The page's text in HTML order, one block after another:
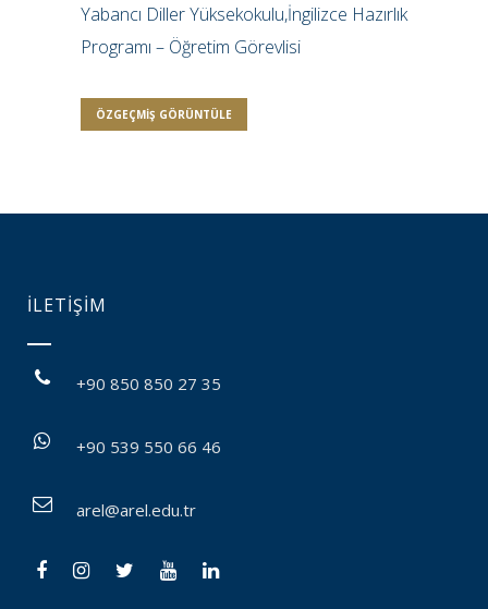
Yabancı Diller Yüksekokulu,İngilizce Hazırlık
Programı – Öğretim Görevlisi
ÖZGEÇMIŞ GÖRÜNTÜLE
İLETİŞİM
+90 850 850 27 35
+90 539 550 66 46
arel@arel.edu.tr